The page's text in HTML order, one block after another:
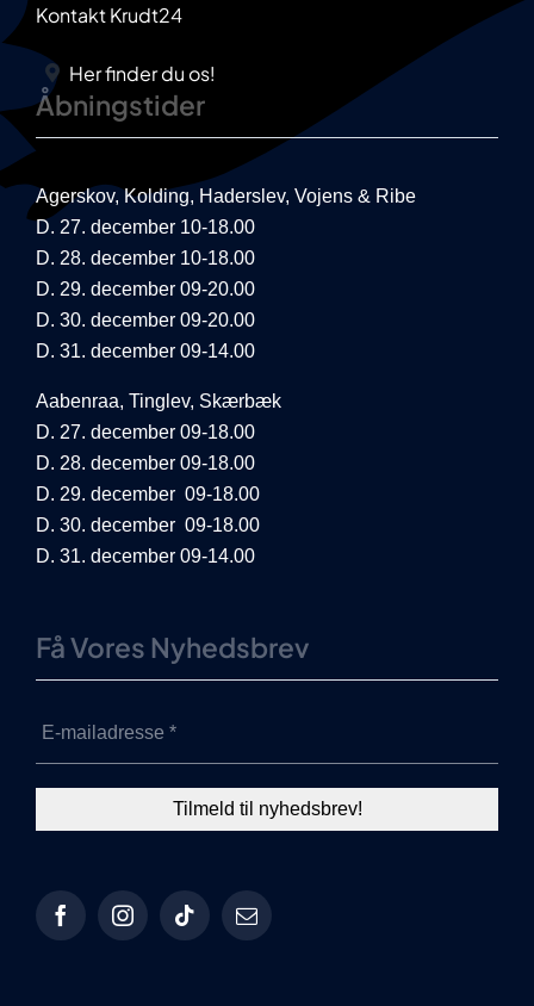
Kontakt Krudt24
Her finder du os!
Åbningstider
Agerskov, Kolding, Haderslev, Vojens & Ribe
D. 27. december 10-18.00
D. 28. december 10-18.00
D. 29. december 09-20.00
D. 30. december 09-20.00
D. 31. december 09-14.00
Aabenraa, Tinglev, Skærbæk
D. 27. december 09-18.00
D. 28. december 09-18.00
D. 29. december 09-18.00
D. 30. december 09-18.00
D. 31. december 09-14.00
Få Vores Nyhedsbrev